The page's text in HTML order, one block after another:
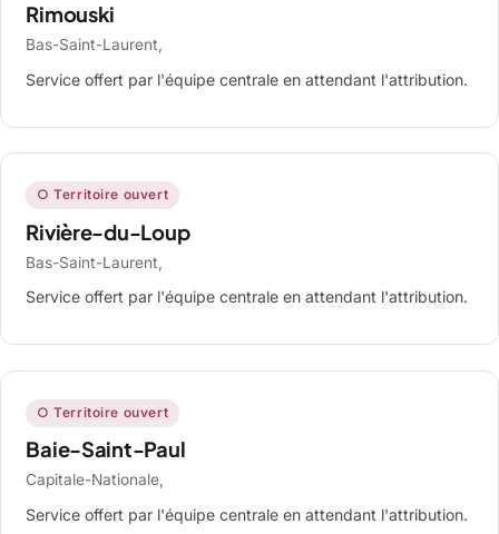
Rimouski
Bas-Saint-Laurent,
Service offert par l'équipe centrale en attendant l'attribution.
○ Territoire ouvert
Rivière-du-Loup
Bas-Saint-Laurent,
Service offert par l'équipe centrale en attendant l'attribution.
○ Territoire ouvert
Baie-Saint-Paul
Capitale-Nationale,
Service offert par l'équipe centrale en attendant l'attribution.